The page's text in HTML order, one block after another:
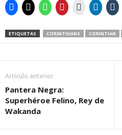
ETIQUETAS CORINTHIANS CORINTIAN
Artículo anterior
Pantera Negra:
Superhéroe Felino, Rey de
Wakanda